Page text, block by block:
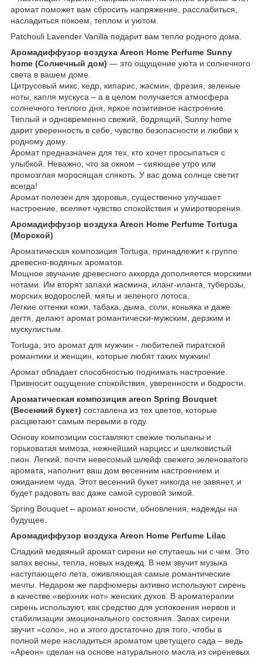
аромат поможет вам сбросить напряжение, расслабиться,
насладиться покоем, теплом и уютом.
Patchouli Lavender Vanilla подарит вам тепло родного дома.
Аромадиффузор воздуха Areon Home Perfume Sunny
home (Солнечный дом) — это ощущение уюта и солнечного
света в вашем доме.
Цитрусовый микс, кедр, кипарис, жасмин, фрезия, зеленые
ноты, капля мускуса – а в целом получается атмосфера
солнечного теплого дня, яркое позитивное настроение.
Теплый и одновременно свежий, бодрящий, Sunny home
дарит уверенность в себе, чувство безопасности и любви к
родному дому.
Аромат предназначен для тех, кто хочет просыпаться с
улыбкой. Неважно, что за окном – сияющее утро или
промозглая моросящая слякоть. У вас дома солнце светит
всегда!
Аромат полезен для здоровья, существенно улучшает
настроение, вселяет чувство спокойствия и умиротворения.
Аромадиффузор воздуха Areon Home Perfume Tortuga
(Морской)
Ароматическая композиция Tortuga, принадлежит к группе
древесно-водяных ароматов.
Мощное звучание древесного аккорда дополняется морскими
нотами. Им вторят запахи жасмина, иланг-иланга, туберозы,
морских водорослей, мяты и зеленого лотоса.
Легкие оттенки кожи, табака, дыма, соли, коньяка и даже
дегтя, делают аромат романтически-мужским, дерзким и
мускулистым.
Tortuga, это аромат для мужчин - любителей пиратской
романтики и женщин, которые любят таких мужчин!
Аромат обладает способностью поднимать настроение.
Привносит ощущение спокойствия, уверенности и бодрости.
Ароматическая композиция areon Spring Bouquet
(Весенний букет) составлена из тех цветов, которые
расцветают самым первыми в году.
Основу композиции составляют свежие тюльпаны и
горьковатая мимоза, нежнейший нарцисс и шелковистый
пион. Легкий, почти невесомый шлейф свежего зеленоватого
аромата, наполнит ваш дом весенним настроением и
ожиданием чуда. Этот весенний букет никогда не завянет, и
будет радовать вас даже самой суровой зимой.
Spring Bouquet – аромат юности, обновления, надежды на
будущее.
Аромадиффузор воздуха Areon Home Perfume Lilac
Сладкий медвяный аромат сирени не спутаешь ни с чем. Это
запах весны, тепла, новых надежд. В нем звучит музыка
наступающего лета, оживляющая самые романтические
мечты. Недаром же парфюмеры активно используют сирень
в качестве «верхних нот» женских духов. В ароматерапии
сирень используют, как средство для успокоения нервов и
стабилизации эмоционального состояния. Запах сирени
звучит «соло», но и этого достаточно для того, чтобы в
полной мере насладиться ароматом цветущего сада – ведь
«Ареон» сделан на основе натурального масла из сиреневых